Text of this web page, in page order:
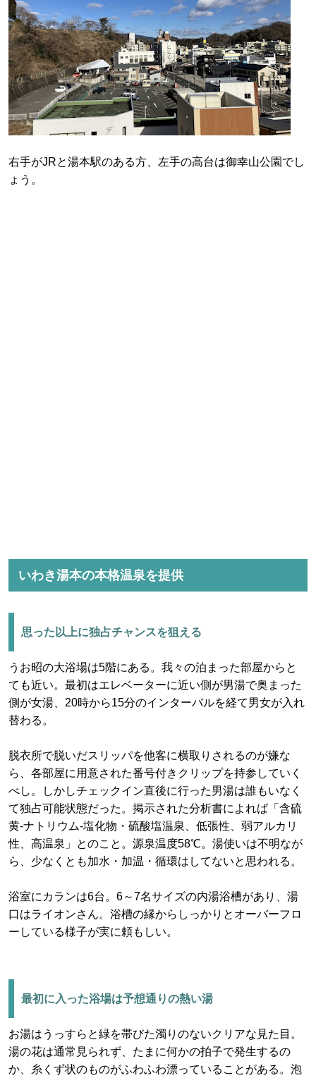
右手がJRと湯本駅のある方、左手の高台は御幸山公園でし
ょう。
いわき湯本の本格温泉を提供
思った以上に独占チャンスを狙える
うお昭の大浴場は5階にある。我々の泊まった部屋からと
ても近い。最初はエレベーターに近い側が男湯で奥まった
側が女湯、20時から15分のインターバルを経て男女が入れ
替わる。
脱衣所で脱いだスリッパを他客に横取りされるのが嫌な
ら、各部屋に用意された番号付きクリップを持参していく
べし。しかしチェックイン直後に行った男湯は誰もいなく
て独占可能状態だった。掲示された分析書によれば「含硫
黄-ナトリウム-塩化物・硫酸塩温泉、低張性、弱アルカリ
性、高温泉」とのこと。源泉温度58℃。湯使いは不明なが
ら、少なくとも加水・加温・循環はしてないと思われる。
浴室にカランは6台。6～7名サイズの内湯浴槽があり、湯
口はライオンさん。浴槽の縁からしっかりとオーバーフロ
ーしている様子が実に頼もしい。
最初に入った浴場は予想通りの熱い湯
お湯はうっすらと緑を帯びた濁りのないクリアな見た目。
湯の花は通常見られず、たまに何かの拍子で発生するの
か、糸くず状のものがふわふわ漂っていることがある。泡